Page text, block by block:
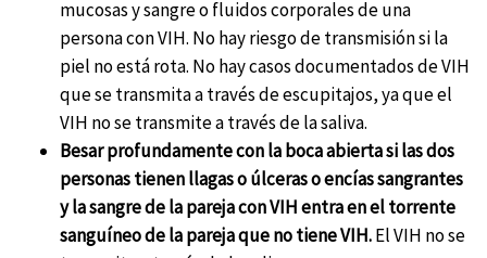
mucosas y sangre o fluidos corporales de una
persona con VIH. No hay riesgo de transmisión si la
piel no está rota. No hay casos documentados de VIH
que se transmita a través de escupitajos, ya que el
VIH no se transmite a través de la saliva.
Besar profundamente con la boca abierta si las dos
personas tienen llagas o úlceras o encías sangrantes
y la sangre de la pareja con VIH entra en el torrente
sanguíneo de la pareja que no tiene VIH.El VIH no se